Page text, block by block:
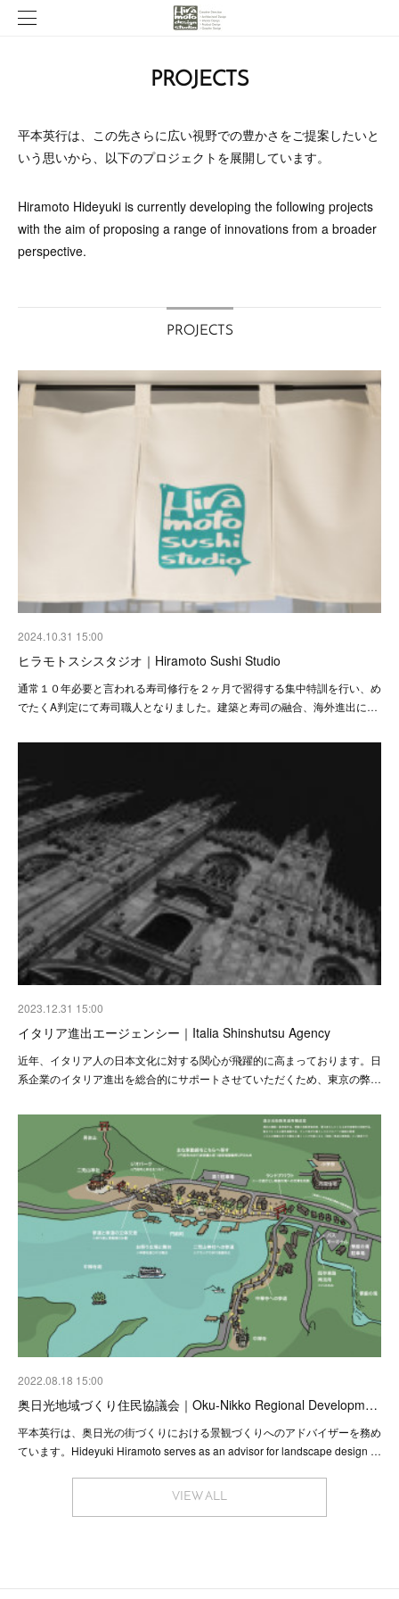
PROJECTS
平本英行は、この先さらに広い視野での豊かさをご提案したいと
いう思いから、以下のプロジェクトを展開しています。
Hiramoto Hideyuki is currently developing the following projects
with the aim of proposing a range of innovations from a broader
perspective.
PROJECTS
2024.10.31 15:00
ヒラモトスシスタジオ｜Hiramoto Sushi Studio
通常１０年必要と言われる寿司修行を２ヶ月で習得する集中特訓を行い、め
でたくA判定にて寿司職人となりました。建築と寿司の融合、海外進出に…
2023.12.31 15:00
イタリア進出エージェンシー｜Italia Shinshutsu Agency
近年、イタリア人の日本文化に対する関心が飛躍的に高まっております。日
系企業のイタリア進出を総合的にサポートさせていただくため、東京の弊…
2022.08.18 15:00
奥日光地域づくり住民協議会｜Oku-Nikko Regional Developm…
平本英行は、奥日光の街づくりにおける景観づくりへのアドバイザーを務め
ています。Hideyuki Hiramoto serves as an advisor for landscape design …
VIEW ALL